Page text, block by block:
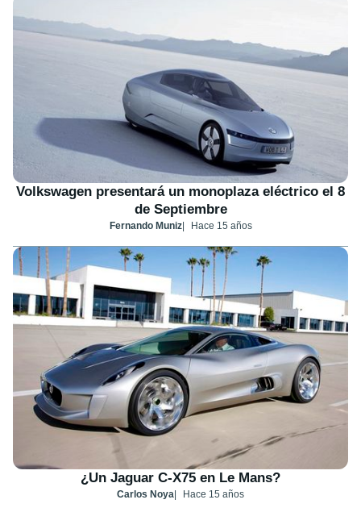
Volkswagen presentará un monoplaza eléctrico el 8
de Septiembre
Fernando Muniz Hace 15 años
¿Un Jaguar C-X75 en Le Mans?
Carlos Noya Hace 15 años